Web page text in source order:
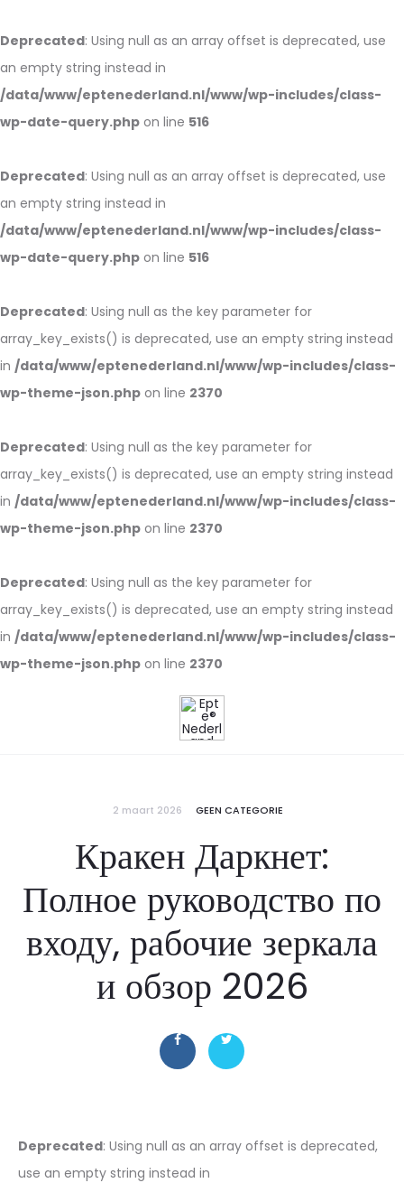
Deprecated: Using null as an array offset is deprecated, use
an empty string instead in
/data/www/eptenederland.nl/www/wp-includes/class-
wp-date-query.php on line 516
Deprecated: Using null as an array offset is deprecated, use
an empty string instead in
/data/www/eptenederland.nl/www/wp-includes/class-
wp-date-query.php on line 516
Deprecated: Using null as the key parameter for
array_key_exists() is deprecated, use an empty string instead
in /data/www/eptenederland.nl/www/wp-includes/class-
wp-theme-json.php on line 2370
Deprecated: Using null as the key parameter for
array_key_exists() is deprecated, use an empty string instead
in /data/www/eptenederland.nl/www/wp-includes/class-
wp-theme-json.php on line 2370
Deprecated: Using null as the key parameter for
array_key_exists() is deprecated, use an empty string instead
in /data/www/eptenederland.nl/www/wp-includes/class-
wp-theme-json.php on line 2370
2 maart 2026 GEEN CATEGORIE
Кракен Даркнет:
Полное руководство по
входу, рабочие зеркала
и обзор 2026
Deprecated: Using null as an array offset is deprecated,
use an empty string instead in